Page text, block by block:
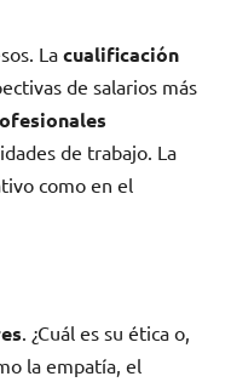
Lacualificación
de salarios más
de trabajo. La
como en el
. ¿Cuál es su ética o,
la empatía, el